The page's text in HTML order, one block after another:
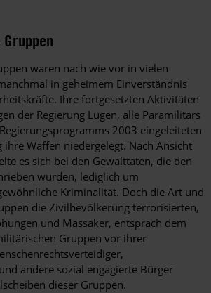
waren nach wie vor in vielen
in geheimem Einverständnis
Ihre fortgesetzten Aktivitäten
der Regierung Lügen, alle Paramilitärs
2003 eingeleiteten
Waffen niedergelegt. Nach Ansicht
es sich bei den Gewalttaten, die den
wurden, lediglich um
Kriminalität. Doch die Art und
die Zivilbevölkerung terrorisierten,
und Massaker, entsprach dem
Gruppen vor ihrer
andere sozial engagierte Bürger
dieser Gruppen.